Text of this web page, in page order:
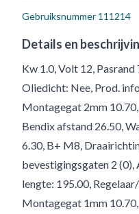
Gebruiksnummer 111214
Details en
Kw 1.0, Volt 12,
Oliedicht: Nee, Prod.
Montagegat 2mm
Bendix afstand 26.50,
6.30, B+ M8,
bevestigingsgaten 2
lengte: 195.00,
Montagegat 1mm